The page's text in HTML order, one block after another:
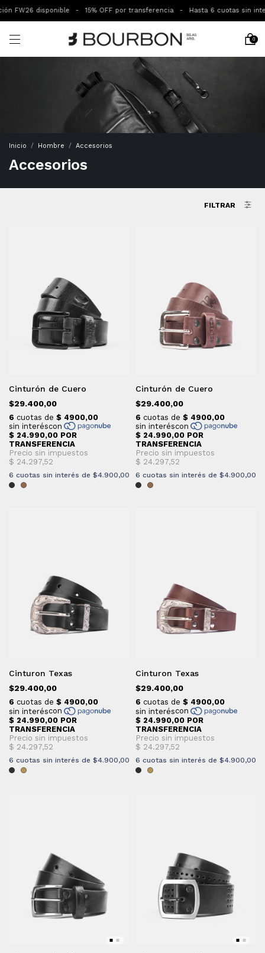
disponible - 15% OFF por transferencia - Hasta 6 cuotas sin interes -
0
Inicio / Hombre / Accesorios
Accesorios
FILTRAR
Cinturón de Cuero
$29.400,00
6 cuotas sin interés de $4.900,00
Cinturón de Cuero
$29.400,00
6 cuotas sin interés de $4.900,00
Cinturon Texas
$29.400,00
6 cuotas sin interés de $4.900,00
Cinturon Texas
$29.400,00
6 cuotas sin interés de $4.900,00